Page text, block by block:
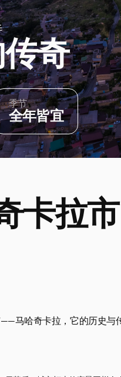
奇
季节
全年皆宜
卡拉
马哈奇卡拉，它的历史与